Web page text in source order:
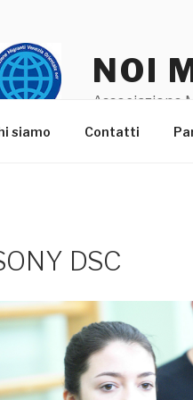
NOI
Associazione
siamo Contatti
DSC